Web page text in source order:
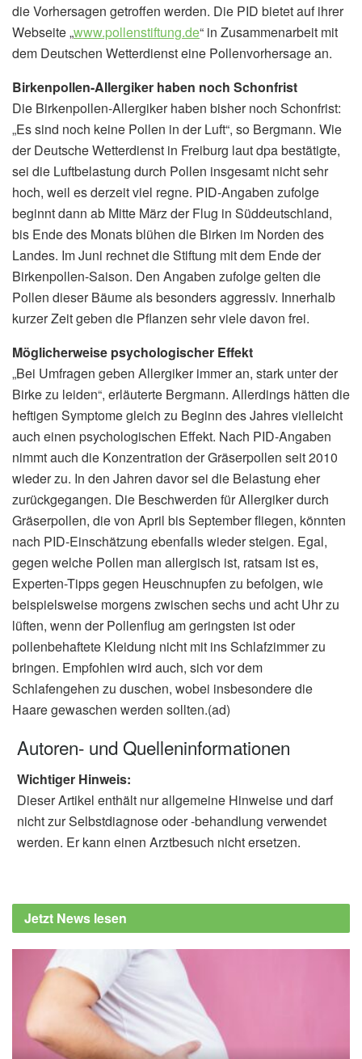
die Vorhersagen getroffen werden. Die PID bietet auf ihrer
Webseite „www.pollenstiftung.de“ in Zusammenarbeit mit
dem Deutschen Wetterdienst eine Pollenvorhersage an.
Birkenpollen-Allergiker haben noch Schonfrist
Die Birkenpollen-Allergiker haben bisher noch Schonfrist:
„Es sind noch keine Pollen in der Luft“, so Bergmann. Wie
der Deutsche Wetterdienst in Freiburg laut dpa bestätigte,
sei die Luftbelastung durch Pollen insgesamt nicht sehr
hoch, weil es derzeit viel regne. PID-Angaben zufolge
beginnt dann ab Mitte März der Flug in Süddeutschland,
bis Ende des Monats blühen die Birken im Norden des
Landes. Im Juni rechnet die Stiftung mit dem Ende der
Birkenpollen-Saison. Den Angaben zufolge gelten die
Pollen dieser Bäume als besonders aggressiv. Innerhalb
kurzer Zeit geben die Pflanzen sehr viele davon frei.
Möglicherweise psychologischer Effekt
„Bei Umfragen geben Allergiker immer an, stark unter der
Birke zu leiden“, erläuterte Bergmann. Allerdings hätten die
heftigen Symptome gleich zu Beginn des Jahres vielleicht
auch einen psychologischen Effekt. Nach PID-Angaben
nimmt auch die Konzentration der Gräserpollen seit 2010
wieder zu. In den Jahren davor sei die Belastung eher
zurückgegangen. Die Beschwerden für Allergiker durch
Gräserpollen, die von April bis September fliegen, könnten
nach PID-Einschätzung ebenfalls wieder steigen. Egal,
gegen welche Pollen man allergisch ist, ratsam ist es,
Experten-Tipps gegen Heuschnupfen zu befolgen, wie
beispielsweise morgens zwischen sechs und acht Uhr zu
lüften, wenn der Pollenflug am geringsten ist oder
pollenbehaftete Kleidung nicht mit ins Schlafzimmer zu
bringen. Empfohlen wird auch, sich vor dem
Schlafengehen zu duschen, wobei insbesondere die
Haare gewaschen werden sollten.(ad)
Autoren- und Quelleninformationen
Wichtiger Hinweis:
Dieser Artikel enthält nur allgemeine Hinweise und darf
nicht zur Selbstdiagnose oder -behandlung verwendet
werden. Er kann einen Arztbesuch nicht ersetzen.
Jetzt News lesen